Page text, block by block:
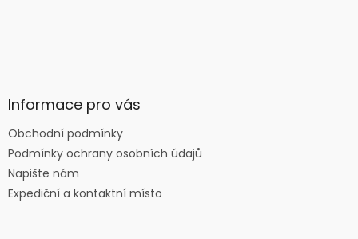
Informace pro vás
Obchodní podmínky
Podmínky ochrany osobních údajů
Napište nám
Expediční a kontaktní místo